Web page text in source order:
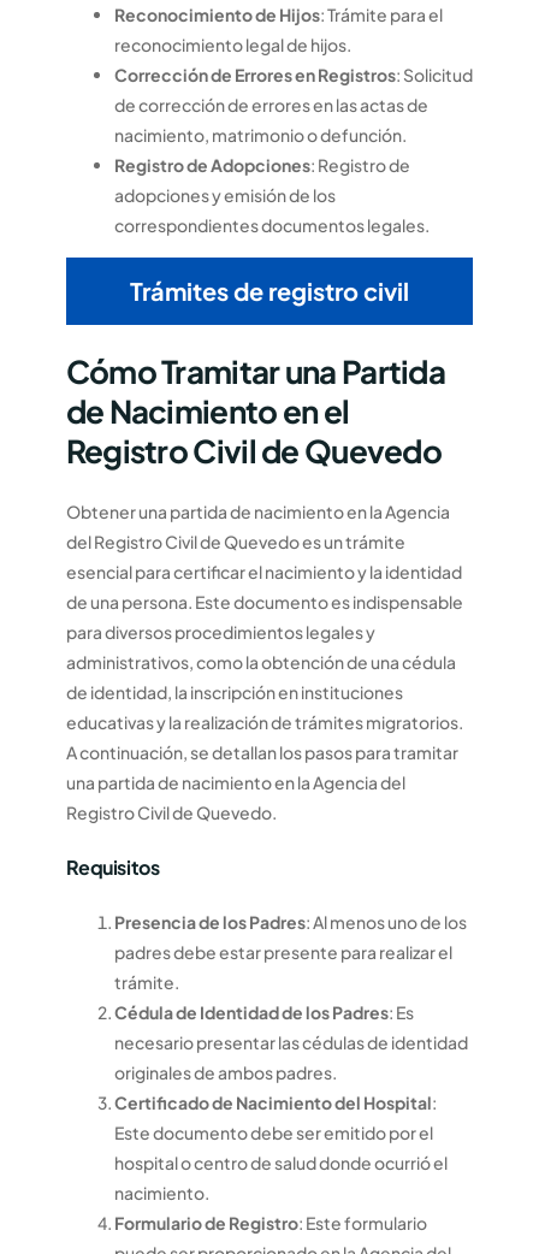
Reconocimiento de Hijos: Trámite para el
reconocimiento legal de hijos.
Corrección de Errores en Registros: Solicitud
de corrección de errores en las actas de
nacimiento, matrimonio o defunción.
Registro de Adopciones: Registro de
adopciones y emisión de los
correspondientes documentos legales.
Trámites de registro civil
Cómo Tramitar una Partida
de Nacimiento en el
Registro Civil de Quevedo
Obtener una partida de nacimiento en la Agencia
del Registro Civil de Quevedo es un trámite
esencial para certificar el nacimiento y la identidad
de una persona. Este documento es indispensable
para diversos procedimientos legales y
administrativos, como la obtención de una cédula
de identidad, la inscripción en instituciones
educativas y la realización de trámites migratorios.
A continuación, se detallan los pasos para tramitar
una partida de nacimiento en la Agencia del
Registro Civil de Quevedo.
Requisitos
Presencia de los Padres: Al menos uno de los
padres debe estar presente para realizar el
trámite.
Cédula de Identidad de los Padres: Es
necesario presentar las cédulas de identidad
originales de ambos padres.
Certificado de Nacimiento del Hospital:
Este documento debe ser emitido por el
hospital o centro de salud donde ocurrió el
nacimiento.
Formulario de Registro: Este formulario